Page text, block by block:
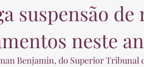
suspensão
neste
Benjamin, do Superior Tribunal